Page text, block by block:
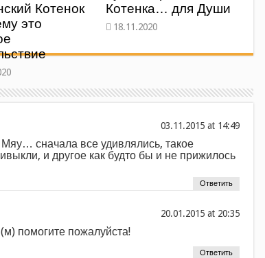
Котенок
это
Котенка… для Души
at
сначала все удивлялись, такое
и другое как будто бы и не прижилось
Ответить
at
помогите пожалуйста!
Ответить